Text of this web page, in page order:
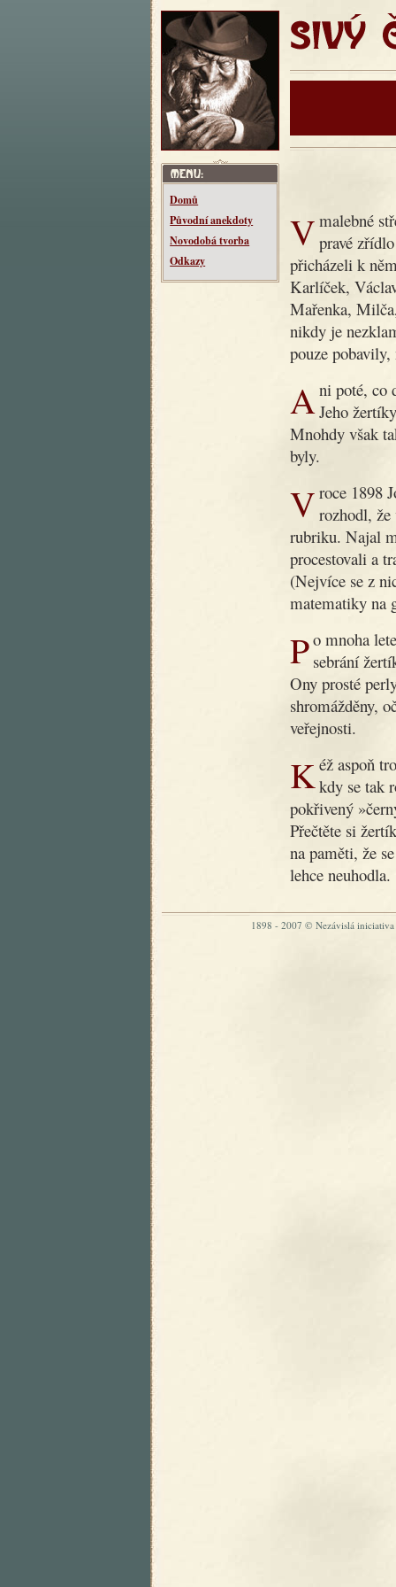
SIVÝ
Domů
Původní anekdoty
Novodobá tvorba
Odkazy
V malebné středočeské vesnici Makotřasy žil kdysi dědeček, pravé
přicházeli k
Karlíček,
Mařenka,
nikdy je
pouze
Ani poté, co dobrý dědoušek zemřel, nezapomnělo se na něj.Jeho
Mnohdy však
byly.
V roce 1898 Jos. R. Vilímek, slovutný český nakladatel, rozhodl,
rubriku. Najal
procestovali a
(Nejvíce se z
matematiky na
Po mnoha letech byla nyní podniknuta nová práce, záležející v sebrání
Ony prosté
shromážděny,
veřejnosti.
Kéž aspoň trochu přispějí k nápravě obecného vkusu v době,kdy se tak
pokřivený
Přečtěte si
na paměti, že
lehce neuhodla.
1898 - 2007 © Nezávislá